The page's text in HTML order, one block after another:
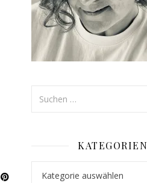
KATEGORIEN